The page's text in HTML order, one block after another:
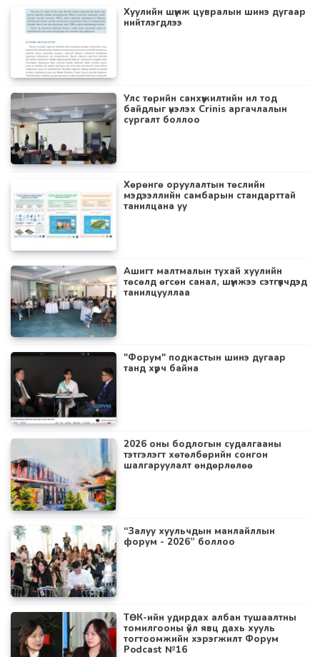
Хуулийн шүүмж цувралын шинэ дугаар
нийтлэгдлээ
Улс төрийн санхүүжилтийн ил тод
байдлыг үнэлэх Crinis аргачлалын
сургалт боллоо
Хөрөнгө оруулалтын төслийн
мэдээллийн самбарын стандарттай
танилцана уу
Ашигт малтмалын тухай хуулийн
төсөлд өгсөн санал, шүүмжээ сэтгүүлчдэд
танилцууллаа
"Форум" подкастын шинэ дугаар
танд хүрч байна
2026 оны бодлогын судалгааны
тэтгэлэгт хөтөлбөрийн сонгон
шалгаруулалт өндөрлөлөө
“Залуу хуульчдын манлайллын
форум - 2026” боллоо
ТӨК-ийн удирдах албан тушаалтны
томилгооны үйл явц дахь хууль
тогтоомжийн хэрэгжилт Форум
Podcast №16